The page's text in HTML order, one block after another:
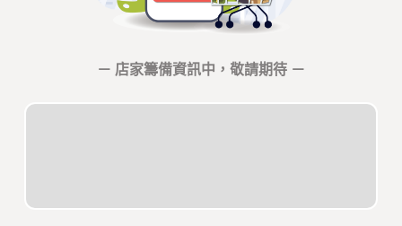
－ 店家籌備資訊中，敬請期待 －